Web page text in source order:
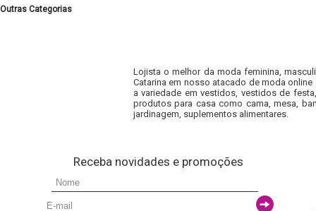
Outras Categorias
Lojista o melhor da moda feminina,
Catarina em nosso atacado de moda
a variedade em vestidos, vestidos de
produtos para casa como cama, mesa,
jardinagem, suplementos alimentares.
Receba novidades e promoções